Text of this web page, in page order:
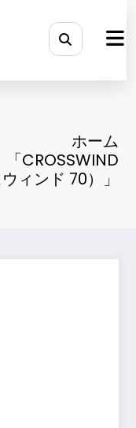
ホーム
CROSSWIND
ィンド 70）」